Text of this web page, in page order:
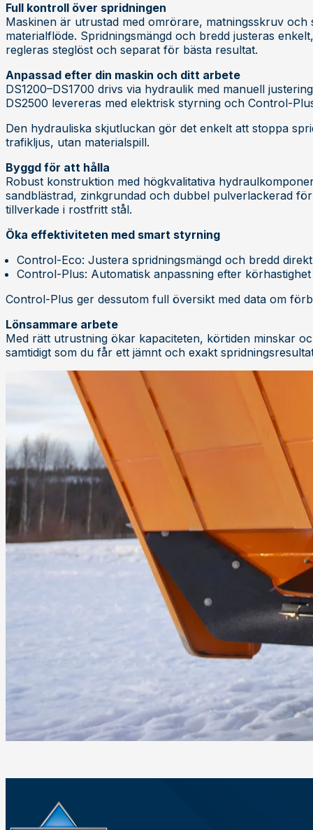
Full kontroll över spridningen
Maskinen är utrustad med omrörare, matningsskruv
materialflöde. Spridningsmängd och bredd justeras
regleras steglöst och separat för bästa resultat.
Anpassad efter din maskin och ditt arbete
DS1200–DS1700 drivs via hydraulik med manuell
DS2500 levereras med elektrisk styrning och Control-
Den hydrauliska skjutluckan gör det enkelt att stoppa
trafikljus, utan materialspill.
Byggd för att hålla
Robust konstruktion med högkvalitativa
sandblästrad, zinkgrundad och dubbel pulverlackerad
tillverkade i rostfritt stål.
Öka effektiviteten med smart styrning
Control-Eco: Justera spridningsmängd och bredd
Control-Plus: Automatisk anpassning efter
Control-Plus ger dessutom full översikt med data om
Lönsammare arbete
Med rätt utrustning ökar kapaciteten, körtiden minskar
samtidigt som du får ett jämnt och exakt